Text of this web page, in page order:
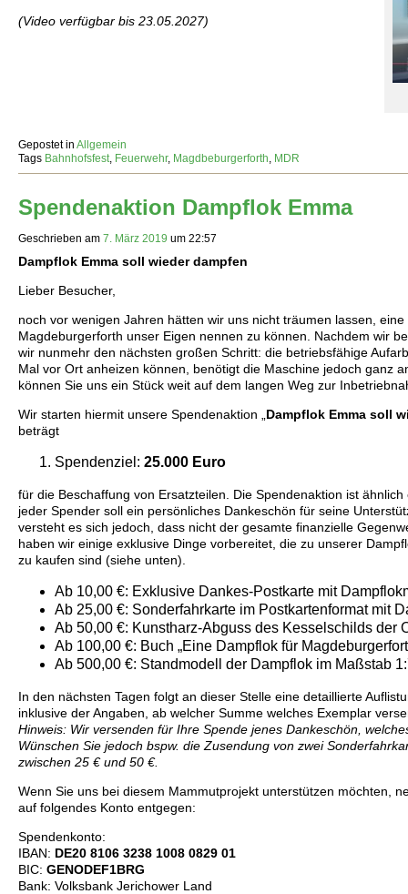
(Video verfügbar bis 23.05.2027)
Gepostet in Allgemein
Tags Bahnhofsfest, Feuerwehr, Magdbeburgerforth, MDR
Spendenaktion Dampflok Emma
Geschrieben am 7. März 2019 um 22:57
Dampflok Emma soll wieder dampfen
Lieber Besucher,
noch vor wenigen Jahren hätten wir uns nicht träumen lassen,
Magdeburgerforth unser Eigen nennen zu können. Nachdem wir
wir nunmehr den nächsten großen Schritt: die betriebsfähige
Mal vor Ort anheizen können, benötigt die Maschine jedoch ganz
können Sie uns ein Stück weit auf dem langen Weg zur
Wir starten hiermit unsere Spendenaktion „ Dampflok Emma soll
beträgt
Spendenziel: 25.000 Euro
für die Beschaffung von Ersatzteilen. Die Spendenaktion ist
jeder Spender soll ein persönliches Dankeschön für seine
versteht es sich jedoch, dass nicht der gesamte finanzielle
haben wir einige exklusive Dinge vorbereitet, die zu unserer
zu kaufen sind (siehe unten).
Ab 10,00 €: Exklusive Dankes-Postkarte mit
Ab 25,00 €: Sonderfahrkarte im Postkartenformat mit
Ab 50,00 €: Kunstharz-Abguss des Kesselschilds der
Ab 100,00 €: Buch „Eine Dampflok für
Ab 500,00 €: Standmodell der Dampflok im Maßstab
In den nächsten Tagen folgt an dieser Stelle eine detaillierte
inklusive der Angaben, ab welcher Summe welches Exemplar
Hinweis: Wir versenden für Ihre Spende jenes Dankeschön,
Wünschen Sie jedoch bspw. die Zusendung von zwei
zwischen 25 € und 50 €.
Wenn Sie uns bei diesem Mammutprojekt unterstützen möchten,
auf folgendes Konto entgegen:
Spendenkonto:
IBAN: DE20 8106 3238 1008 0829 01
BIC: GENODEF1BRG
Bank: Volksbank Jerichower Land